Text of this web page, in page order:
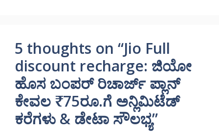
5 thoughts on “Jio Full
discount recharge: ಜಿಯೋ
ಹೊಸ ಬಂಪರ್ ರಿಚಾರ್ಜ್ ಪ್ಲಾನ್
ಕೇವಲ ₹75ರೂ.ಗೆ ಅನ್ಲಿಮಿಟೆಡ್
ಕರೆಗಳು & ಡೇಟಾ ಸೌಲಭ್ಯ”